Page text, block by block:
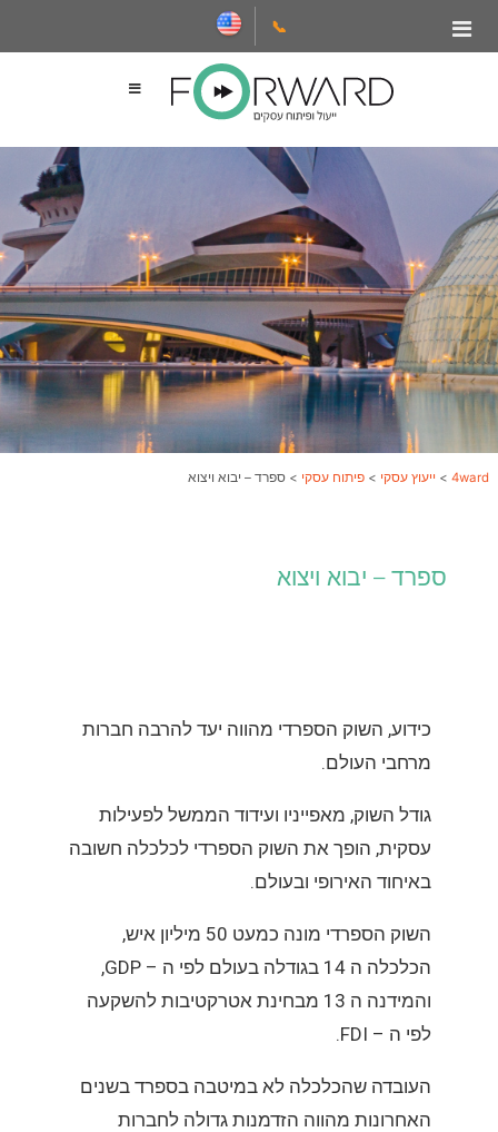
📞
4ward
> ייעוץ עסקי > פיתוח עסקי > ספרד – יבוא ויצוא
ספרד – יבוא ויצוא
כידוע, השוק הספרדי מהווה יעד להרבה חברות
מרחבי העולם.
גודל השוק, מאפייניו ועידוד הממשל לפעילות
עסקית, הופך את השוק הספרדי לכלכלה חשובה
באיחוד האירופי ובעולם.
השוק הספרדי מונה כמעט 50 מיליון איש,
הכלכלה ה 14 בגודלה בעולם לפי ה – GDP,
והמידנה ה 13 מבחינת אטרקטיבות להשקעה
לפי ה – FDI.
העובדה שהכלכלה לא במיטבה בספרד בשנים
האחרונות מהווה הזדמנות גדולה לחברות